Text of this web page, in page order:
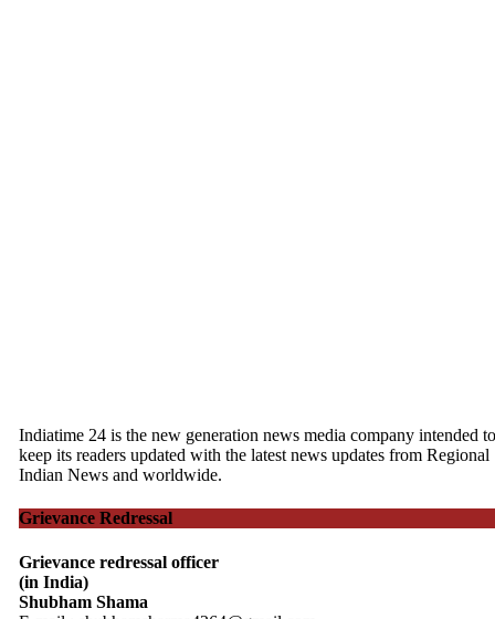
Indiatime 24 is the new generation news media company intended to
keep its readers updated with the latest news updates from Regional
Indian News and worldwide.
Grievance Redressal
Grievance redressal officer
(in India)
Shubham Shama